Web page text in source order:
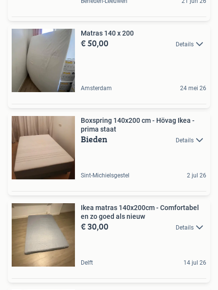
Matras 140 x 200
€ 50,00 Details
Amsterdam 24 mei 26
Boxspring 140x200 cm - Hövag Ikea -
prima staat
Bieden Details
Sint-Michielsgestel 2 jul 26
Ikea matras 140x200cm - Comfortabel
en zo goed als nieuw
€ 30,00 Details
Delft 14 jul 26